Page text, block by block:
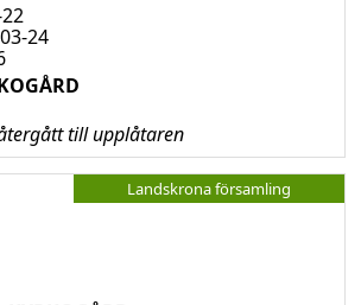
24
till upplåtaren
Landskrona församling